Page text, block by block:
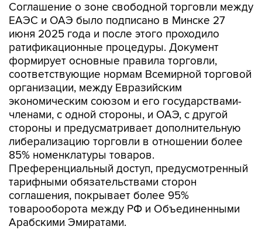
Соглашение о зоне свободной торговли между
ЕАЭС и ОАЭ было подписано в Минске 27
июня 2025 года и после этого проходило
ратификационные процедуры. Документ
формирует основные правила торговли,
соответствующие нормам Всемирной торговой
организации, между Евразийским
экономическим союзом и его государствами-
членами, с одной стороны, и ОАЭ, с другой
стороны и предусматривает дополнительную
либерализацию торговли в отношении более
85% номенклатуры товаров.
Преференциальный доступ, предусмотренный
тарифными обязательствами сторон
соглашения, покрывает более 95%
товарооборота между РФ и Объединенными
Арабскими Эмиратами.